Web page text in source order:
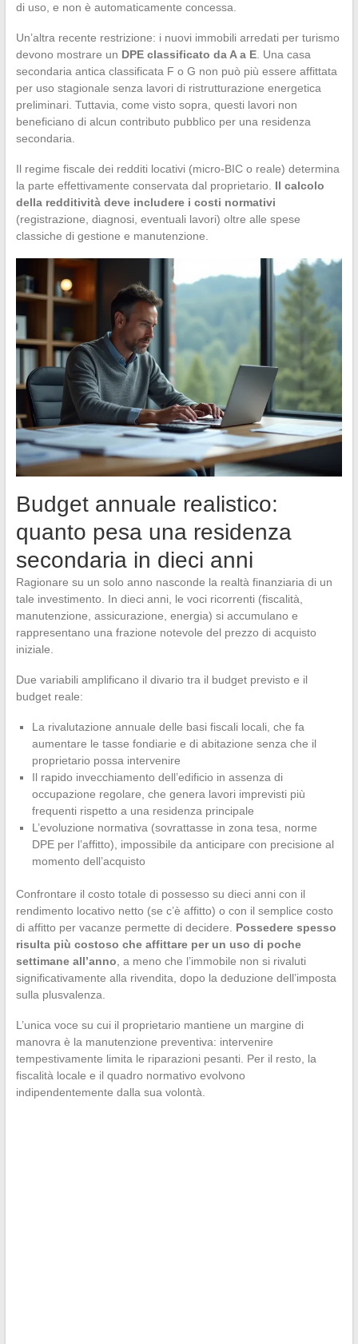
di uso, e non è automaticamente concessa.
Un’altra recente restrizione: i nuovi immobili arredati per turismo
devono mostrare un DPE classificato da A a E. Una casa
secondaria antica classificata F o G non può più essere affittata
per uso stagionale senza lavori di ristrutturazione energetica
preliminari. Tuttavia, come visto sopra, questi lavori non
beneficiano di alcun contributo pubblico per una residenza
secondaria.
Il regime fiscale dei redditi locativi (micro-BIC o reale) determina
la parte effettivamente conservata dal proprietario. Il calcolo
della redditività deve includere i costi normativi
(registrazione, diagnosi, eventuali lavori) oltre alle spese
classiche di gestione e manutenzione.
Budget annuale realistico:
quanto pesa una residenza
secondaria in dieci anni
Ragionare su un solo anno nasconde la realtà finanziaria di un
tale investimento. In dieci anni, le voci ricorrenti (fiscalità,
manutenzione, assicurazione, energia) si accumulano e
rappresentano una frazione notevole del prezzo di acquisto
iniziale.
Due variabili amplificano il divario tra il budget previsto e il
budget reale:
La rivalutazione annuale delle basi fiscali locali, che fa
aumentare le tasse fondiarie e di abitazione senza che il
proprietario possa intervenire
Il rapido invecchiamento dell’edificio in assenza di
occupazione regolare, che genera lavori imprevisti più
frequenti rispetto a una residenza principale
L’evoluzione normativa (sovrattasse in zona tesa, norme
DPE per l’affitto), impossibile da anticipare con precisione al
momento dell’acquisto
Confrontare il costo totale di possesso su dieci anni con il
rendimento locativo netto (se c’è affitto) o con il semplice costo
di affitto per vacanze permette di decidere. Possedere spesso
risulta più costoso che affittare per un uso di poche
settimane all’anno , a meno che l’immobile non si rivaluti
significativamente alla rivendita, dopo la deduzione dell’imposta
sulla plusvalenza.
L’unica voce su cui il proprietario mantiene un margine di
manovra è la manutenzione preventiva: intervenire
tempestivamente limita le riparazioni pesanti. Per il resto, la
fiscalità locale e il quadro normativo evolvono
indipendentemente dalla sua volontà.